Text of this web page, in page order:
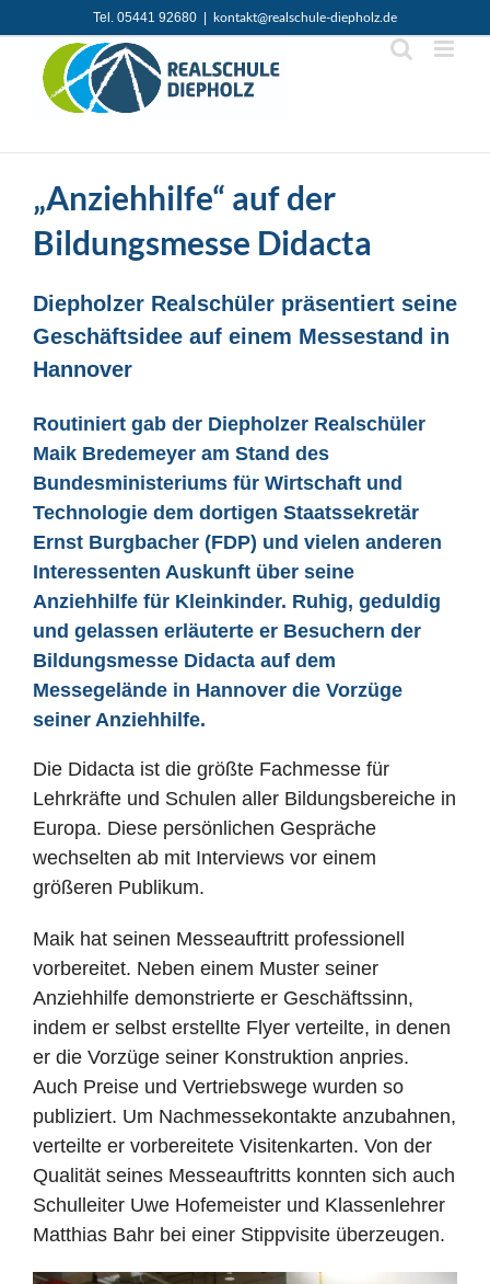
Inhalt
springen
Tel. 05441 92680 kontakt@realschule-diepholz.de
„Anziehhilfe“ auf der
Bildungsmesse Didacta
Diepholzer Realschüler präsentiert seine
Geschäftsidee auf einem Messestand in
Hannover
Routiniert gab der Diepholzer Realschüler
Maik Bredemeyer am Stand des
Bundesministeriums für Wirtschaft und
Technologie dem dortigen Staatssekretär
Ernst Burgbacher (FDP) und vielen anderen
Interessenten Auskunft über seine
Anziehhilfe für Kleinkinder. Ruhig, geduldig
und gelassen erläuterte er Besuchern der
Bildungsmesse Didacta auf dem
Messegelände in Hannover die Vorzüge
seiner Anziehhilfe.
Die Didacta ist die größte Fachmesse für
Lehrkräfte und Schulen aller Bildungsbereiche in
Europa. Diese persönlichen Gespräche
wechselten ab mit Interviews vor einem
größeren Publikum.
Maik hat seinen Messeauftritt professionell
vorbereitet. Neben einem Muster seiner
Anziehhilfe demonstrierte er Geschäftssinn,
indem er selbst erstellte Flyer verteilte, in denen
er die Vorzüge seiner Konstruktion anpries.
Auch Preise und Vertriebswege wurden so
publiziert. Um Nachmessekontakte anzubahnen,
verteilte er vorbereitete Visitenkarten. Von der
Qualität seines Messeauftritts konnten sich auch
Schulleiter Uwe Hofemeister und Klassenlehrer
Matthias Bahr bei einer Stippvisite überzeugen.